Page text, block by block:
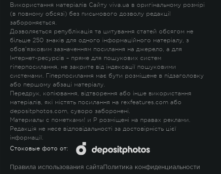
Використання матеріалів Сайту viva.ua в оригінальному розмірі
(в повному обсязі) без письмового дозволу редакції
забороняється.
Дозволяється републікація та цитування статей обсягом не
більше 250 знаків для одного інформаційного матеріалу, з
обов'язковим зазначенням посилання на джерело, а для
Інтернет-ресурсів – пряме для пошукових систем
гіперпосилання, не закрите від індексації пошуковими
системами. Гіперпосилання має бути розміщене в підзаголовку
або першому абзаці матеріалу.
Передрук, копіювання, відтворення або інше використання
матеріалів, які містять посилання на rexfeatures.com або
depositphotos.com, суворо заборонені.
Материалы с пометками! и P розміщені на правах реклами.
Редакція не несе відповідальності за достовірність цієї
інформації.
Стоковые фото от:
Правила использования сайта Политика конфиденциальности